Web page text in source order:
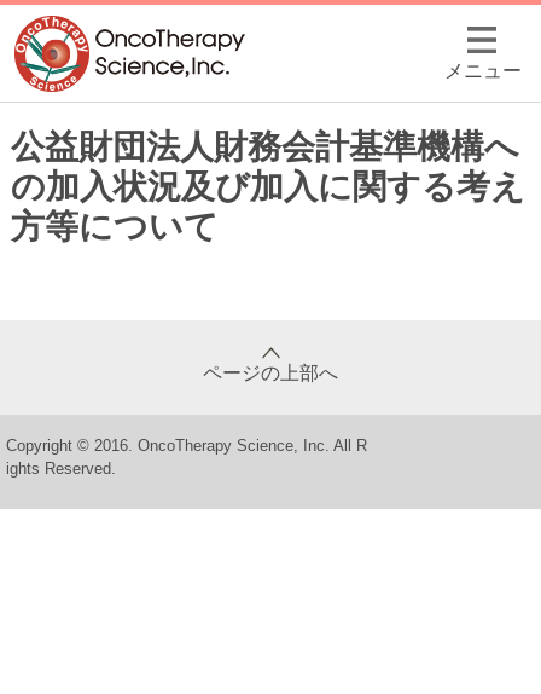
メニュー
公益財団法人財務会計基準機構へ
の加入状況及び加入に関する考え
方等について
ページの上部へ
Copyright © 2016. OncoTherapy Science, Inc. All R
ights Reserved.